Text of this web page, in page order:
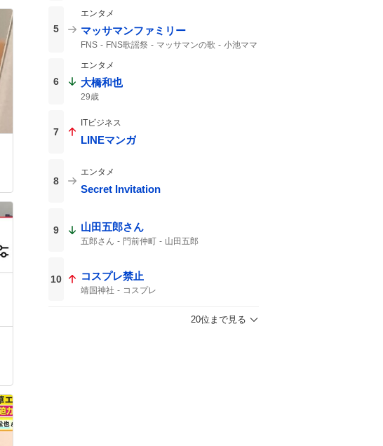
5
エンタメ
マッサマンファミリー
FNS FNS歌謡祭 マッサマンの歌
小池ママ
6
エンタメ
大橋和也
29歳
7
ITビジネス
LINEマンガ
8
エンタメ
Secret Invitation
9 山田五郎さん
五郎さん 門前仲町 山田五郎
10 コスプレ禁止
靖国神社 コスプレ
20位まで見る